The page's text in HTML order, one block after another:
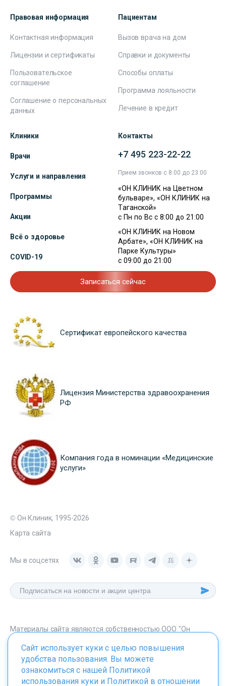
Правовая информация
Контактная информация
Лицензии и сертификаты
Пользовательское
соглашение
Соглашение о персональных
данных
Пациентам
Вызов врача на дом
Справки и документы
Способы оплаты
Программа лояльности
Лечение в кредит
Клиники
Врачи
Услуги и направления
Программы
Акции
Всё о здоровье
COVID-19
Контакты
+7 495 223-22-22
Прием звонков с 8:00 до 23:00
«ОН КЛИНИК на Цветном
бульваре», «ОН КЛИНИК на
Таганской»
с Пн по Вс с 8:00 до 21:00
«ОН КЛИНИК на Новом
Арбате», «ОН КЛИНИК на
Парке Культуры»
с 09:00 до 21:00
Записаться сейчас
Сертификат европейского качества
Лицензия Министерства здравоохранения
РФ
Компания года в номинации «Медицинские
услуги»
© Он Клиник, 1995-2026
Карта сайта
Мы в соцсетях
Материалы сайта являются собственностью ООО "Он
onclinic.ru запрещено в соответствии со статьей 1259 ГК. РФ.
Сайт использует куки с целью повышения
удобства пользования. Вы можете
ознакомиться с нашей Политикой
использования куки и Политикой в отношении